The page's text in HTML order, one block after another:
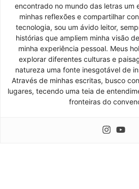
encontrado no mundo das letras um
minhas reflexões e compartilhar
tecnologia, sou um ávido leitor,
histórias que ampliem minha visão
minha experiência pessoal. Meus
explorar diferentes culturas e
natureza uma fonte inesgotável de
Através de minhas escritas, busco
lugares, tecendo uma teia de
fronteiras do